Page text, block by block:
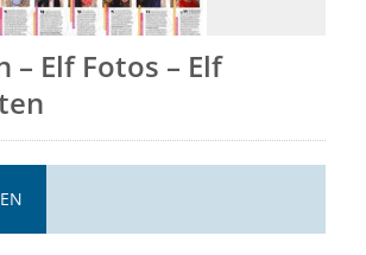
– Elf Fotos – Elf